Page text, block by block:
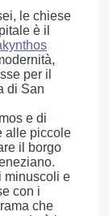
le chiese
è il
per il
di San
e di
alle piccole
il borgo
minuscoli e
con i
che